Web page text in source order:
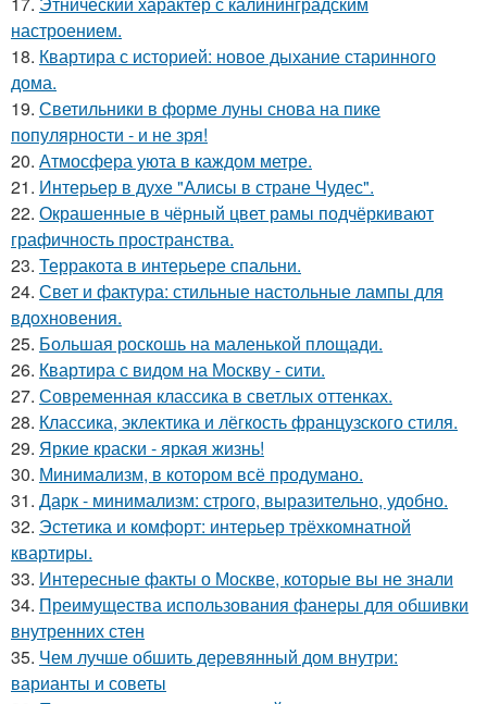
настроением.
18. Квартира с историей: новое дыхание старинного
дома.
19. Светильники в форме луны снова на пике
популярности - и не зря!
20. Атмосфера уюта в каждом метре.
21. Интерьер в духе "Алисы в стране Чудес".
22. Окрашенные в чёрный цвет рамы подчёркивают
графичность пространства.
23. Терракота в интерьере спальни.
24. Свет и фактура: стильные настольные лампы для
вдохновения.
25. Большая роскошь на маленькой площади.
26. Квартира с видом на Москву - сити.
27. Современная классика в светлых оттенках.
28. Классика, эклектика и лёгкость французского стиля.
29. Яркие краски - яркая жизнь!
30. Минимализм, в котором всё продумано.
31. Дарк - минимализм: строго, выразительно, удобно.
32. Эстетика и комфорт: интерьер трёхкомнатной
квартиры.
33. Интересные факты о Москве, которые вы не знали
34. Преимущества использования фанеры для обшивки
внутренних стен
35. Чем лучше обшить деревянный дом внутри:
варианты и советы